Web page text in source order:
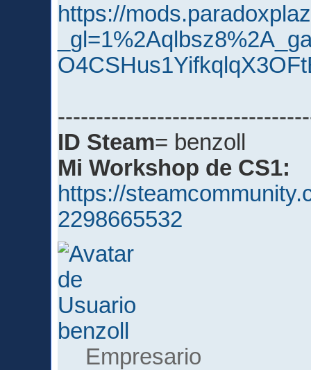
https://
ID Steam= benzoll
Mi Workshop de CS1:
https://
2298665532
benzoll
Empresario